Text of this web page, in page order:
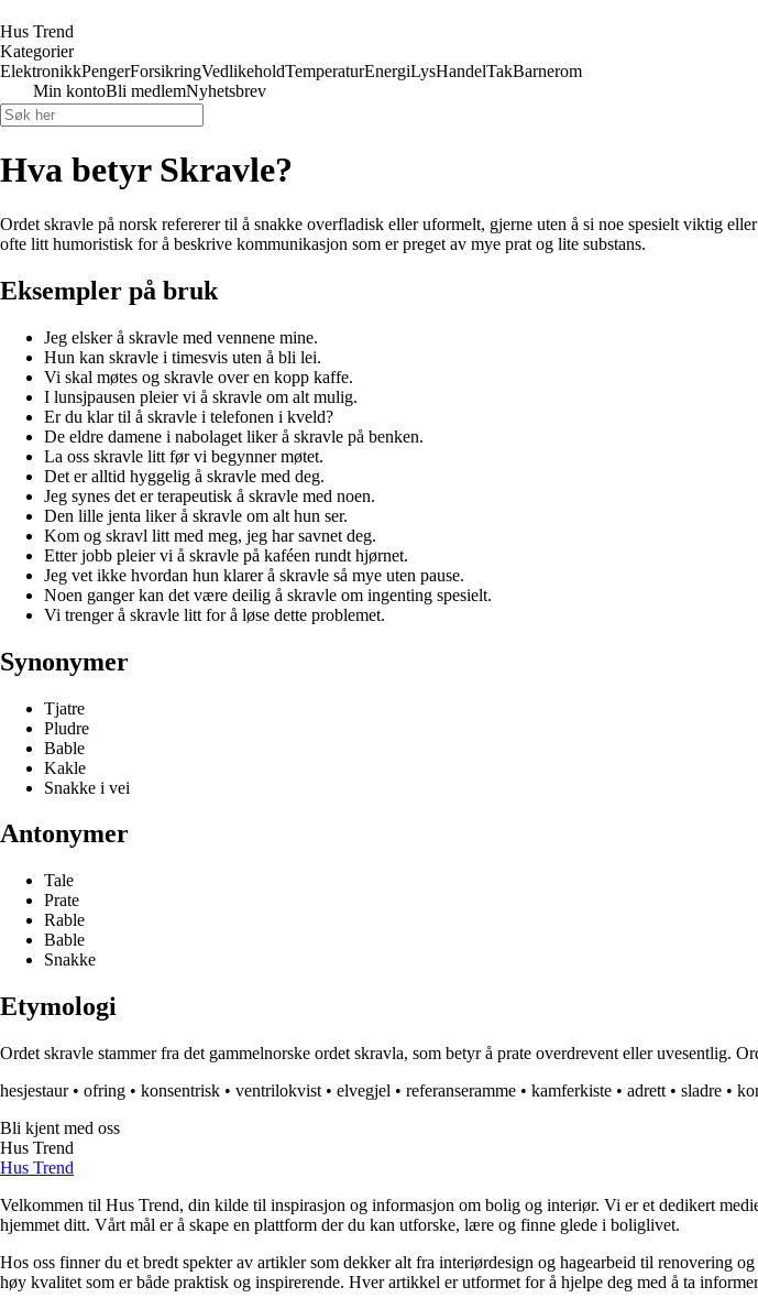
Hus Trend
Kategorier
ElektronikkPengerForsikringVedlikeholdTemperaturEnergiLysHandelTakBarnerom
Min kontoBli medlemNyhetsbrev
Hva betyr Skravle?
Ordet skravle på norsk refererer til å snakke overfladisk eller uformelt, gjerne uten å si noe spesielt viktig
ofte litt humoristisk for å beskrive kommunikasjon som er preget av mye prat og lite substans.
Eksempler på bruk
Jeg elsker å skravle med vennene mine.
Hun kan skravle i timesvis uten å bli lei.
Vi skal møtes og skravle over en kopp kaffe.
I lunsjpausen pleier vi å skravle om alt mulig.
Er du klar til å skravle i telefonen i kveld?
De eldre damene i nabolaget liker å skravle på benken.
La oss skravle litt før vi begynner møtet.
Det er alltid hyggelig å skravle med deg.
Jeg synes det er terapeutisk å skravle med noen.
Den lille jenta liker å skravle om alt hun ser.
Kom og skravl litt med meg, jeg har savnet deg.
Etter jobb pleier vi å skravle på kaféen rundt hjørnet.
Jeg vet ikke hvordan hun klarer å skravle så mye uten pause.
Noen ganger kan det være deilig å skravle om ingenting spesielt.
Vi trenger å skravle litt for å løse dette problemet.
Synonymer
Tjatre
Pludre
Bable
Kakle
Snakke i vei
Antonymer
Tale
Prate
Rable
Bable
Snakke
Etymologi
Ordet skravle stammer fra det gammelnorske ordet skravla, som betyr å prate overdrevent eller uvesentlig.
hesjestaur• ofring • konsentrisk • ventrilokvist • elvegjel • referanseramme • kamferkiste • adrett • sladre •
Bli kjent med oss
Hus Trend
Hus Trend
Velkommen til Hus Trend, din kilde til inspirasjon og informasjon om bolig og interiør. Vi er et dedikert
hjemmet ditt. Vårt mål er å skape en plattform der du kan utforske, lære og finne glede i boliglivet.
Hos oss finner du et bredt spekter av artikler som dekker alt fra interiørdesign og hagearbeid til renovering
høy kvalitet som er både praktisk og inspirerende. Hver artikkel er utformet for å hjelpe deg med å ta